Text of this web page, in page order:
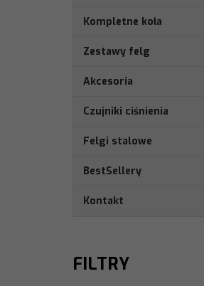
Kompletne koła
Zestawy felg
Akcesoria
Czujniki ciśnienia
Felgi stalowe
BestSellery
Kontakt
FILTRY